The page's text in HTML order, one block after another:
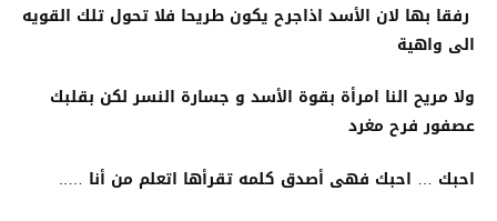
رفقا بها لان الأسد اذاجرح يكون طريحا فلا تحول تلك القويه
الى واهية
ولا مريح النا امرأة بقوة الأسد و جسارة النسر لكن بقلبك
عصفور فرح مغرد
احبك … احبك فهى أصدق كلمه تقرأها اتعلم من أنا …..